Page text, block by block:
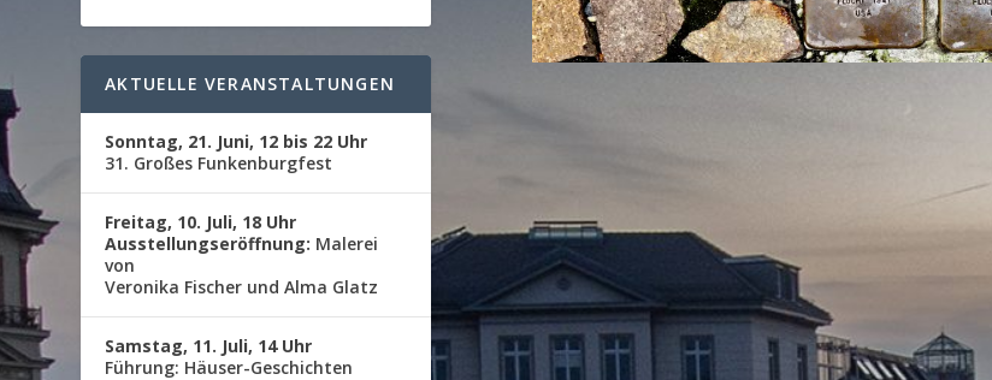
AKTUELLE VERANSTALTUNGEN
Sonntag, 21. Juni, 12 bis 22 Uhr
31. Großes Funkenburgfest
Freitag, 10. Juli, 18 Uhr
Ausstellungseröffnung: Malerei
von
Veronika Fischer und Alma Glatz
Samstag, 11. Juli, 14 Uhr
Führung: Häuser-Geschichten